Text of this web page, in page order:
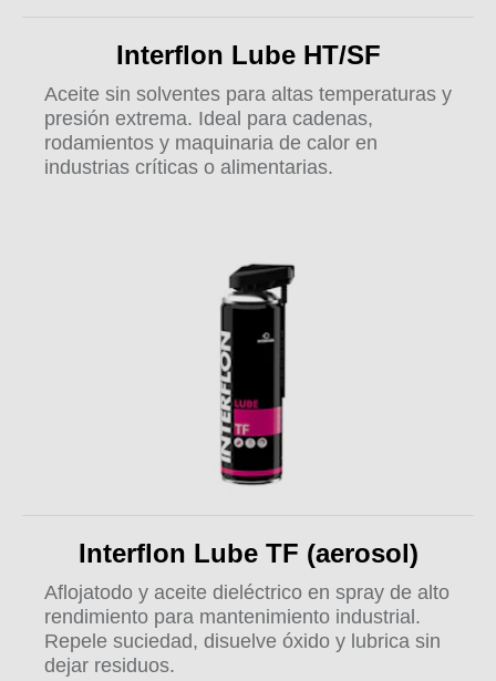
Interflon Lube HT/SF
Aceite sin solventes para altas temperaturas y
presión extrema. Ideal para cadenas,
rodamientos y maquinaria de calor en
industrias críticas o alimentarias.
Interflon Lube TF (aerosol)
Aflojatodo y aceite dieléctrico en spray de alto
rendimiento para mantenimiento industrial.
Repele suciedad, disuelve óxido y lubrica sin
dejar residuos.